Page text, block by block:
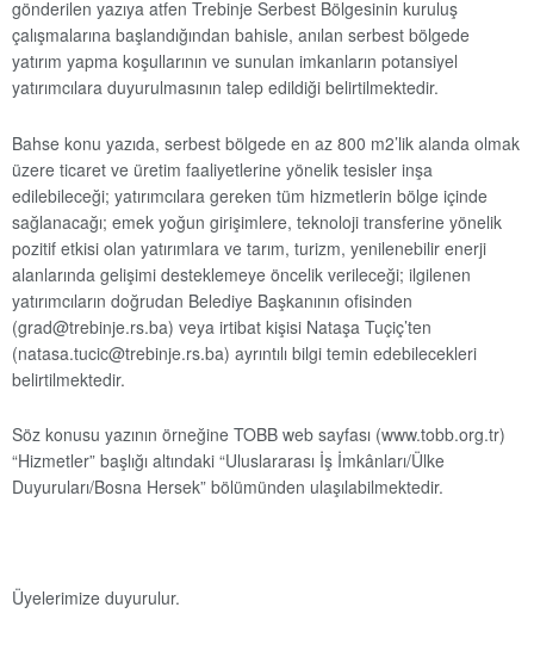
gönderilen yazıya atfen Trebinje Serbest Bölgesinin kuruluş
çalışmalarına başlandığından bahisle, anılan serbest bölgede
yatırım yapma koşullarının ve sunulan imkanların potansiyel
yatırımcılara duyurulmasının talep edildiği belirtilmektedir.
Bahse konu yazıda, serbest bölgede en az 800 m2’lik alanda olmak
üzere ticaret ve üretim faaliyetlerine yönelik tesisler inşa
edilebileceği; yatırımcılara gereken tüm hizmetlerin bölge içinde
sağlanacağı; emek yoğun girişimlere, teknoloji transferine yönelik
pozitif etkisi olan yatırımlara ve tarım, turizm, yenilenebilir enerji
alanlarında gelişimi desteklemeye öncelik verileceği; ilgilenen
yatırımcıların doğrudan Belediye Başkanının ofisinden
(grad@trebinje.rs.ba) veya irtibat kişisi Nataşa Tuçiç’ten
(natasa.tucic@trebinje.rs.ba) ayrıntılı bilgi temin edebilecekleri
belirtilmektedir.
Söz konusu yazının örneğine TOBB web sayfası (www.tobb.org.tr)
“Hizmetler” başlığı altındaki “Uluslararası İş İmkânları/Ülke
Duyuruları/Bosna Hersek” bölümünden ulaşılabilmektedir.
Üyelerimize duyurulur.